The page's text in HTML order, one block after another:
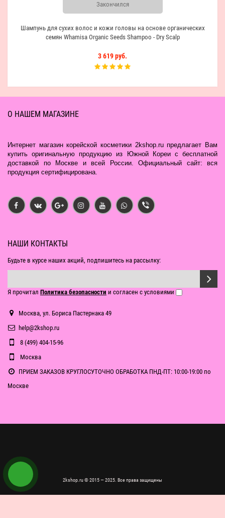
Закончился
Шампунь для сухих волос и кожи головы на основе органических
семян Whamisa Organic Seeds Shampoo - Dry Scalp
3 619 руб.
О НАШЕМ МАГАЗИНЕ
Интернет магазин корейской косметики 2kshop.ru предлагает Вам
купить оригинальную продукцию из Южной Кореи с бесплатной
доставкой по Москве и всей России. Официальный сайт: вся
продукция сертифицирована.
НАШИ КОНТАКТЫ
Будьте в курсе наших акций, подпишитесь на рассылку:
Я прочитал Политика безопасности и согласен с условиями
Москва, ул. Бориса Пастернака 49
help@2kshop.ru
8 (499) 404-15-96
Москва
ПРИЕМ ЗАКАЗОВ КРУГЛОСУТОЧНО ОБРАБОТКА ПНД-ПТ: 10:00-19:00 по
Москве
2kshop.ru © 2015 — 2025. Все права защищены